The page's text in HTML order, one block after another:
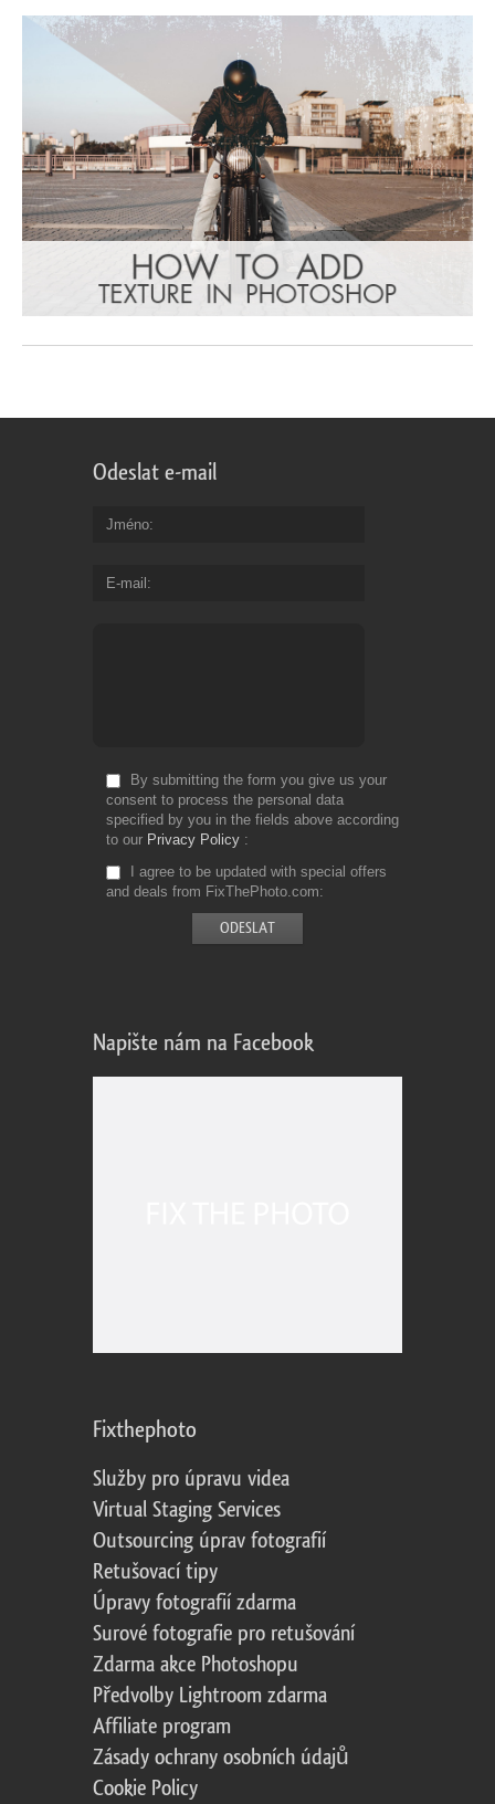
Odeslat e-mail
Jméno
E-mail
By submitting the form you give us your
consent to process the personal data
specified by you in the fields above according
to our Privacy Policy
I agree to be updated with special offers
and deals from FixThePhoto.com
Napište nám na Facebook
Fixthephoto
Služby pro úpravu videa
Virtual Staging Services
Outsourcing úprav fotografií
Retušovací tipy
Úpravy fotografií zdarma
Surové fotografie pro retušování
Zdarma akce Photoshopu
Předvolby Lightroom zdarma
Affiliate program
Zásady ochrany osobních údajů
Cookie Policy